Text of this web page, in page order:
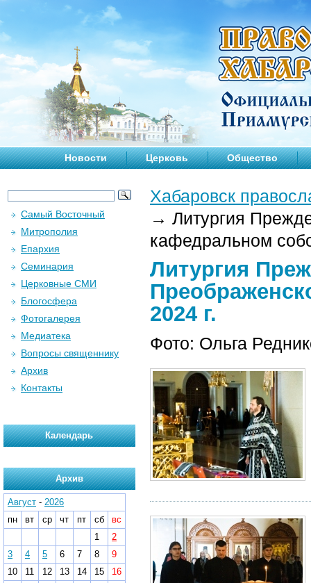
Новости Церковь Общество
Хабаровск
→ Литургия
кафедральном
Литургия
2024 г.
Фото: Ольга
Самый Восточный
Митрополия
Епархия
Семинария
Церковные СМИ
Блогосфера
Фотогалерея
Медиатека
Вопросы священнику
Архив
Контакты
Календарь
Архив
Август - 2026
пн
вт ср чт пт сб
вс
1
2
3
4 5 6 7 8
9
10
11 12 13 14 15
16